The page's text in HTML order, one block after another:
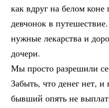
как вдруг на белом
девчонок в
нужные лекарства и
дочери.
Мы просто разрешили
Забыть, что денег нет,
бывший опять не